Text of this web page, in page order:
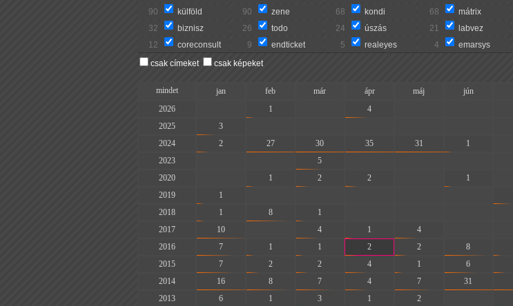
90
külföld 90 zene 68 kondi 68 mátrix
32
biznisz 26 todo 24 úszás 21 labvez
12
coreconsult 9 endticket 5 realeyes 4
emarsys
csak címeket
csak képeket
mindet jan feb már ápr máj jún
2026
1 4
2025
3
2024
2 27 30 35 31 1
2023
5
2020
1 2 2 1
2019
1
2018
1 8 1
2017
10 4 1 4
2016
7 1 1 2 2 8
2015
7 2 2 4 1 6
2014
16 8 7 4 7 31
2013
6 1 3 1 2